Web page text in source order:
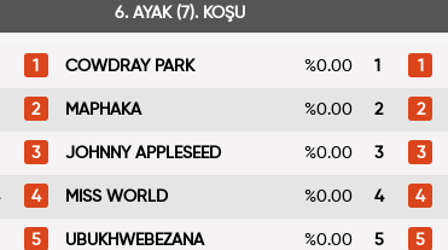
6. AYAK (7). KOŞU
1 COWDRAY PARK %0.00
2 MAPHAKA %0.00
3 JOHNNY APPLESEED %0.00
4 MISS WORLD %0.00
5 UBUKHWEBEZANA %0.00
1 1
2 2
3 3
4 4
5 5